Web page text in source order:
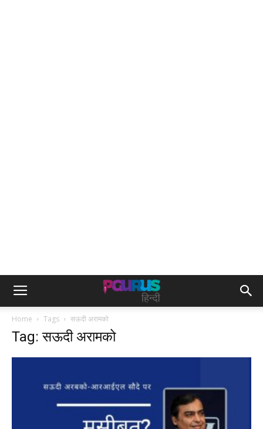
Home Tags सऊदी अरामको
Tag: सऊदी अरामको